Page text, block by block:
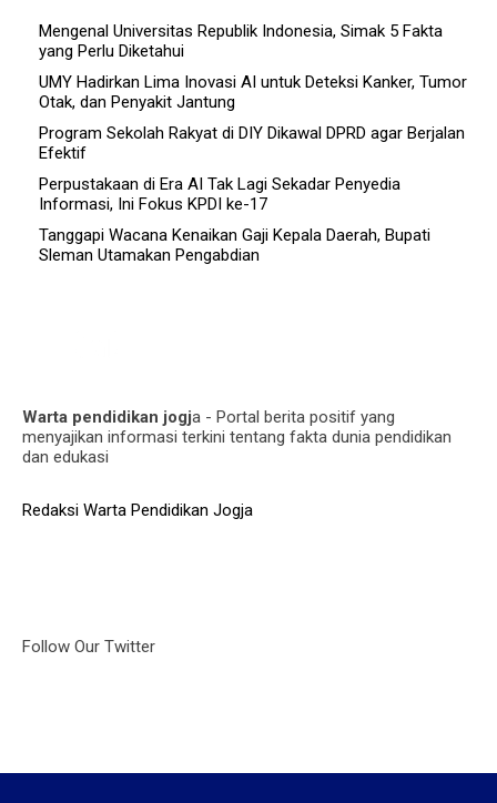
Mengenal Universitas Republik Indonesia, Simak 5 Fakta
yang Perlu Diketahui
UMY Hadirkan Lima Inovasi AI untuk Deteksi Kanker, Tumor
Otak, dan Penyakit Jantung
Program Sekolah Rakyat di DIY Dikawal DPRD agar Berjalan
Efektif
Perpustakaan di Era AI Tak Lagi Sekadar Penyedia
Informasi, Ini Fokus KPDI ke-17
Tanggapi Wacana Kenaikan Gaji Kepala Daerah, Bupati
Sleman Utamakan Pengabdian
Warta pendidikan jogja - Portal berita positif yang
menyajikan informasi terkini tentang fakta dunia pendidikan
dan edukasi
Redaksi Warta Pendidikan Jogja
Follow Our Twitter